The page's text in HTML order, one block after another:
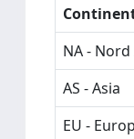
NA -
AS - Asia
EU -